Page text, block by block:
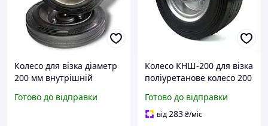
Колесо для візка діаметр
200 мм внутрішній
підшипники, метал
Готово до відправки
Колесо КНШ-200 для візка
поліуретанове колесо 200
20 мм, навантаження до
200 кг
Готово до відправки
від283₴/міс